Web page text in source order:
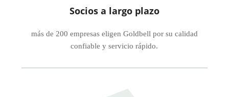
Socios a largo plazo
más de 200 empresas eligen Goldbell por su calidad
confiable y servicio rápido.